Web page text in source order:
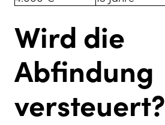
Wird die
Abfindung
versteuert?